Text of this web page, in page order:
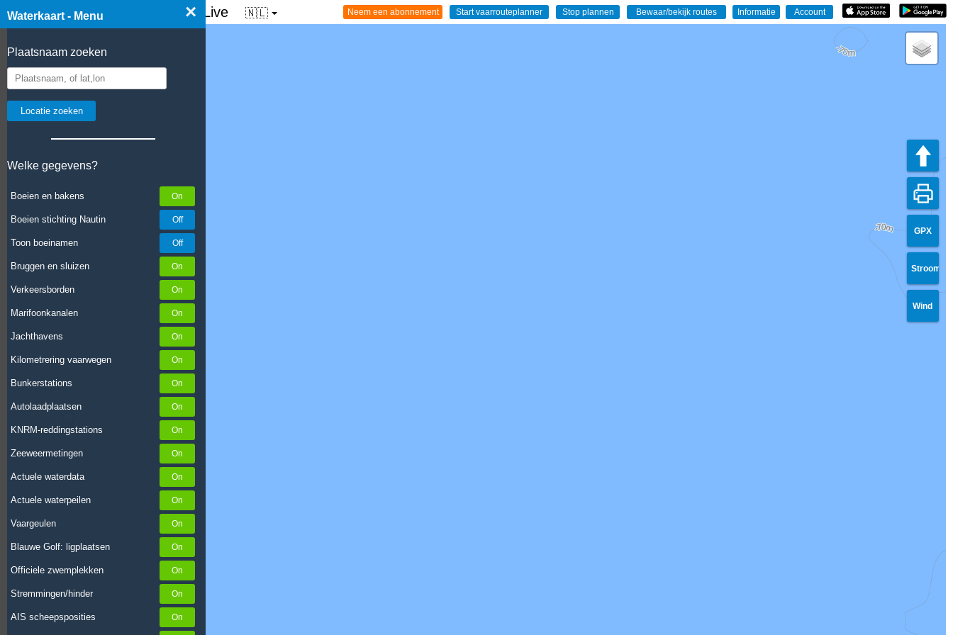
Waterkaart - Menu ×
Plaatsnaam zoeken
Welke gegevens?
Boeien en bakens
Boeien stichting Nautin
Toon boeinamen
Bruggen en sluizen
Verkeersborden
Marifoonkanalen
Jachthavens
Kilometrering vaarwegen
Bunkerstations
Autolaadplaatsen
KNRM-reddingstations
Zeeweermetingen
Actuele waterdata
Actuele waterpeilen
Vaargeulen
Blauwe Golf: ligplaatsen
Officiele zwemplekken
Stremmingen/hinder
AIS scheepsposities
☰ Waterkaart van Nederland - Live 🇳🇱
GPX
Stroom
Wind